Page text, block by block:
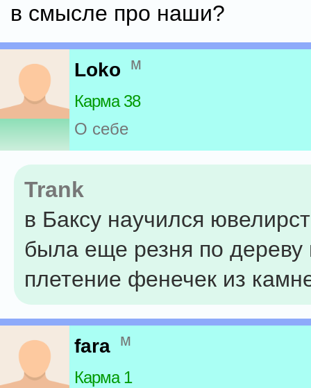
в смысле про наши?
Loko м
Карма 38
О себе
Trank
в Баксу научился
была еще резня по дереву
плетение фенечек из
fara м
Карма 1